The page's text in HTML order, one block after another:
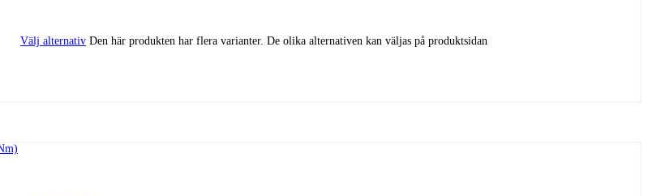
Välj alternativ Den här produkten har flera varianter. De olika alternativen kan väljas på produktsidan